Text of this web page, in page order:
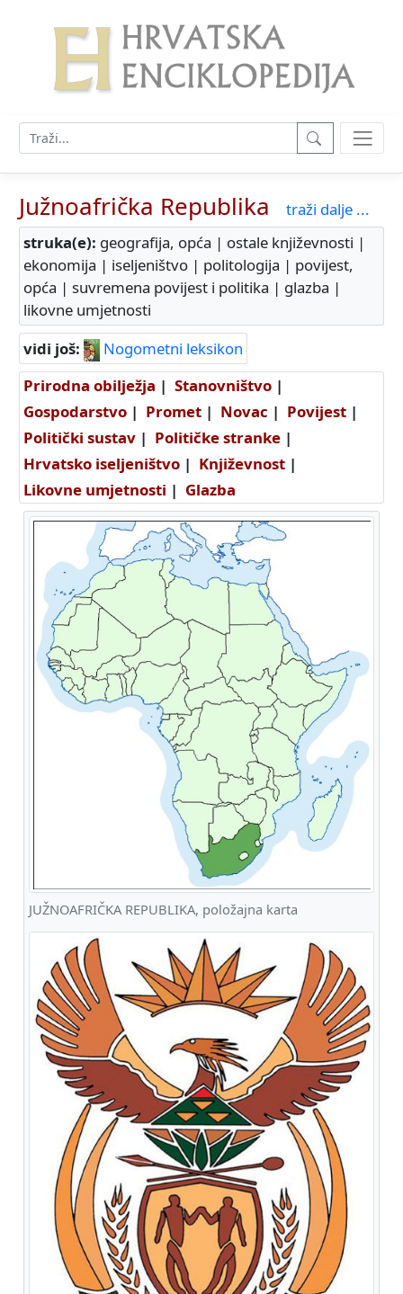
Južnoafrička Republika
traži dalje ...
struka(e): geografija, opća | ostale književnosti |
ekonomija | iseljeništvo | politologija | povijest,
opća | suvremena povijest i politika | glazba |
likovne umjetnosti
vidi još:
Nogometni leksikon
Prirodna obilježja | Stanovništvo |
Gospodarstvo | Promet | Novac | Povijest |
Politički sustav | Političke stranke |
Hrvatsko iseljeništvo | Književnost |
Likovne umjetnosti | Glazba
JUŽNOAFRIČKA REPUBLIKA, položajna karta